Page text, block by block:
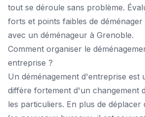
tout se déroule sans problème.
forts et points faibles de déménager
avec un déménageur à Grenoble.
Comment organiser le
entreprise ?
Un déménagement d'entreprise est
diffère fortement d'un changement
les particuliers. En plus de déplacer